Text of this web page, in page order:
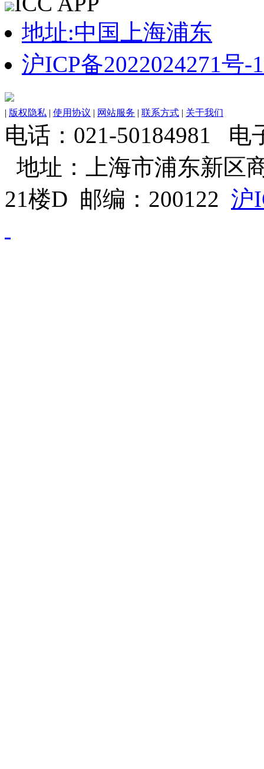
地址:中国上海浦东
沪ICP备2022024271号-1
| 版权隐私 | 使用协议 | 网站服务 | 联系方式 | 关于我们
电话：021-50184981 电
地址：上海市浦东新区
21楼D 邮编：200122 沪